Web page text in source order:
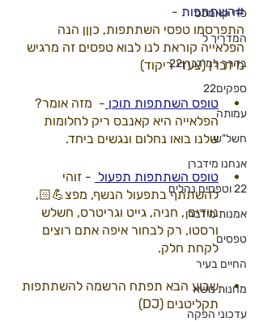
פרי קאמפס
המדריך ל
בדרך למידברן22
ספקים22
עמותה
חשל"ש
אנחנו מידברן
22 וטפסים נהלים
אמנות מידברן
טפסים
החיים בעיר
מחנות נושא
עדכוני הפקה
#השתתפות -
התפרסמו טפסי השתתפות, כןןן הנה
הפלאייה קוראת לנו לבוא טפסים זה מרגיש
מידברן (צעדי ריקוד)
טופס השתתפות תוכן -  מזה אומר?
הפלאייה היא קאנבס ריק לחלומות
שלנו בואו נחלום ונגשים ביחד.
טופס השתתפות תפעול - זוהי
להשתתף בתפעול הנשף, מפצ💪🏻,
נוודים , חניה, גייט וגריטרס, חשלש
ורסטו, רק לבחור איפה אתם רוצים
לקחת חלק.
שבוע הבא תפתח הרשמה להשתתפות
תקליטנים (DJ)